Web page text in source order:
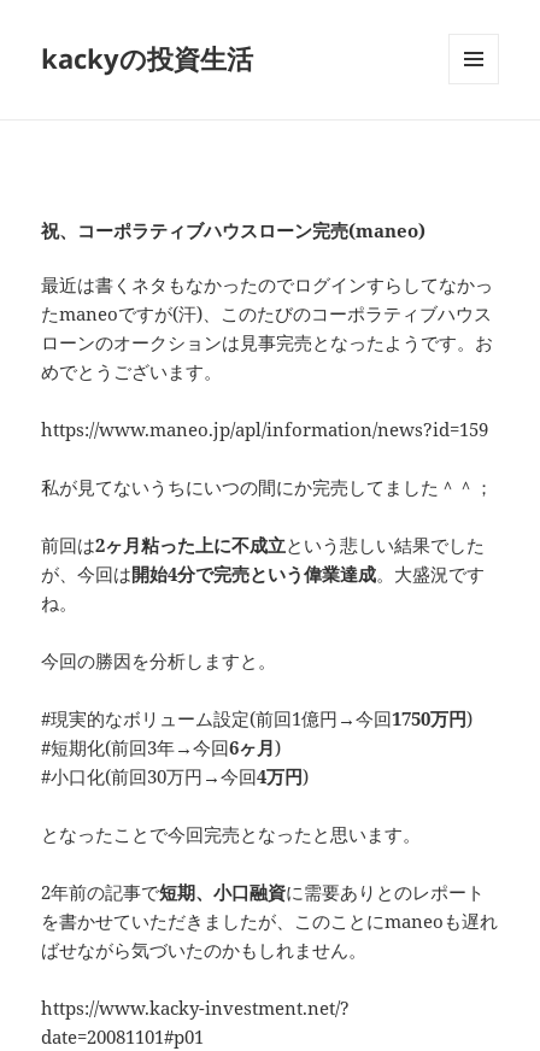
kackyの投資生活
祝、コーポラティブハウスローン完売(maneo)
最近は書くネタもなかったのでログインすらしてなかっ
たmaneoですが(汗)、このたびのコーポラティブハウス
ローンのオークションは見事完売となったようです。お
めでとうございます。
https://www.maneo.jp/apl/information/news?id=159
私が見てないうちにいつの間にか完売してました＾＾；
前回は2ヶ月粘った上に不成立という悲しい結果でした
が、今回は開始4分で完売という偉業達成。大盛況です
ね。
今回の勝因を分析しますと。
#現実的なボリューム設定(前回1億円→今回1750万円)
#短期化(前回3年→今回6ヶ月)
#小口化(前回30万円→今回4万円)
となったことで今回完売となったと思います。
2年前の記事で短期、小口融資に需要ありとのレポート
を書かせていただきましたが、このことにmaneoも遅れ
ばせながら気づいたのかもしれません。
https://www.kacky-investment.net/?
date=20081101#p01